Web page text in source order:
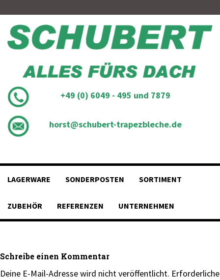
content
+49 (0) 6049 - 495 und 7879
horst@schubert-trapezbleche.de
LAGERWARE SONDERPOSTEN SORTIMENT
ZUBEHÖR REFERENZEN UNTERNEHMEN
Schreibe einen Kommentar
Deine E-Mail-Adresse wird nicht veröffentlicht. Erforderliche